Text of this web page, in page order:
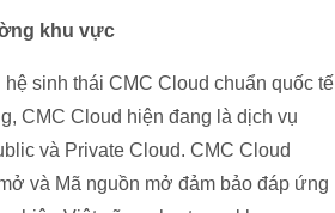
khu vực
sinh thái CMC Cloud chuẩn quốc tế
CMC Cloud hiện đang là dịch vụ
và Private Cloud. CMC Cloud
và Mã nguồn mở đảm bảo đáp ứng